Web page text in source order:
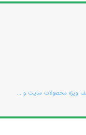
ویژه محصولات سایت و ...